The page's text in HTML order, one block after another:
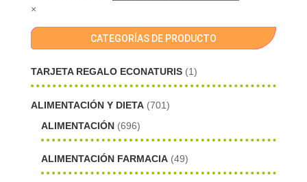
×
CATEGORÍAS DE PRODUCTO
TARJETA REGALO ECONATURIS (1)
ALIMENTACIÓN Y DIETA (701)
ALIMENTACIÓN (696)
ALIMENTACIÓN FARMACIA (49)